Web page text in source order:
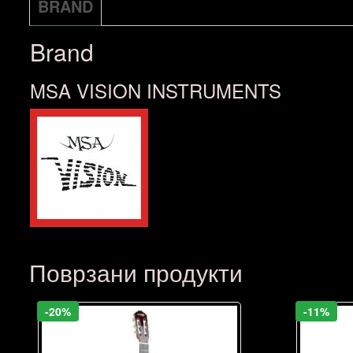
BRAND
Brand
MSA VISION INSTRUMENTS
Поврзани продукти
-20% -11%